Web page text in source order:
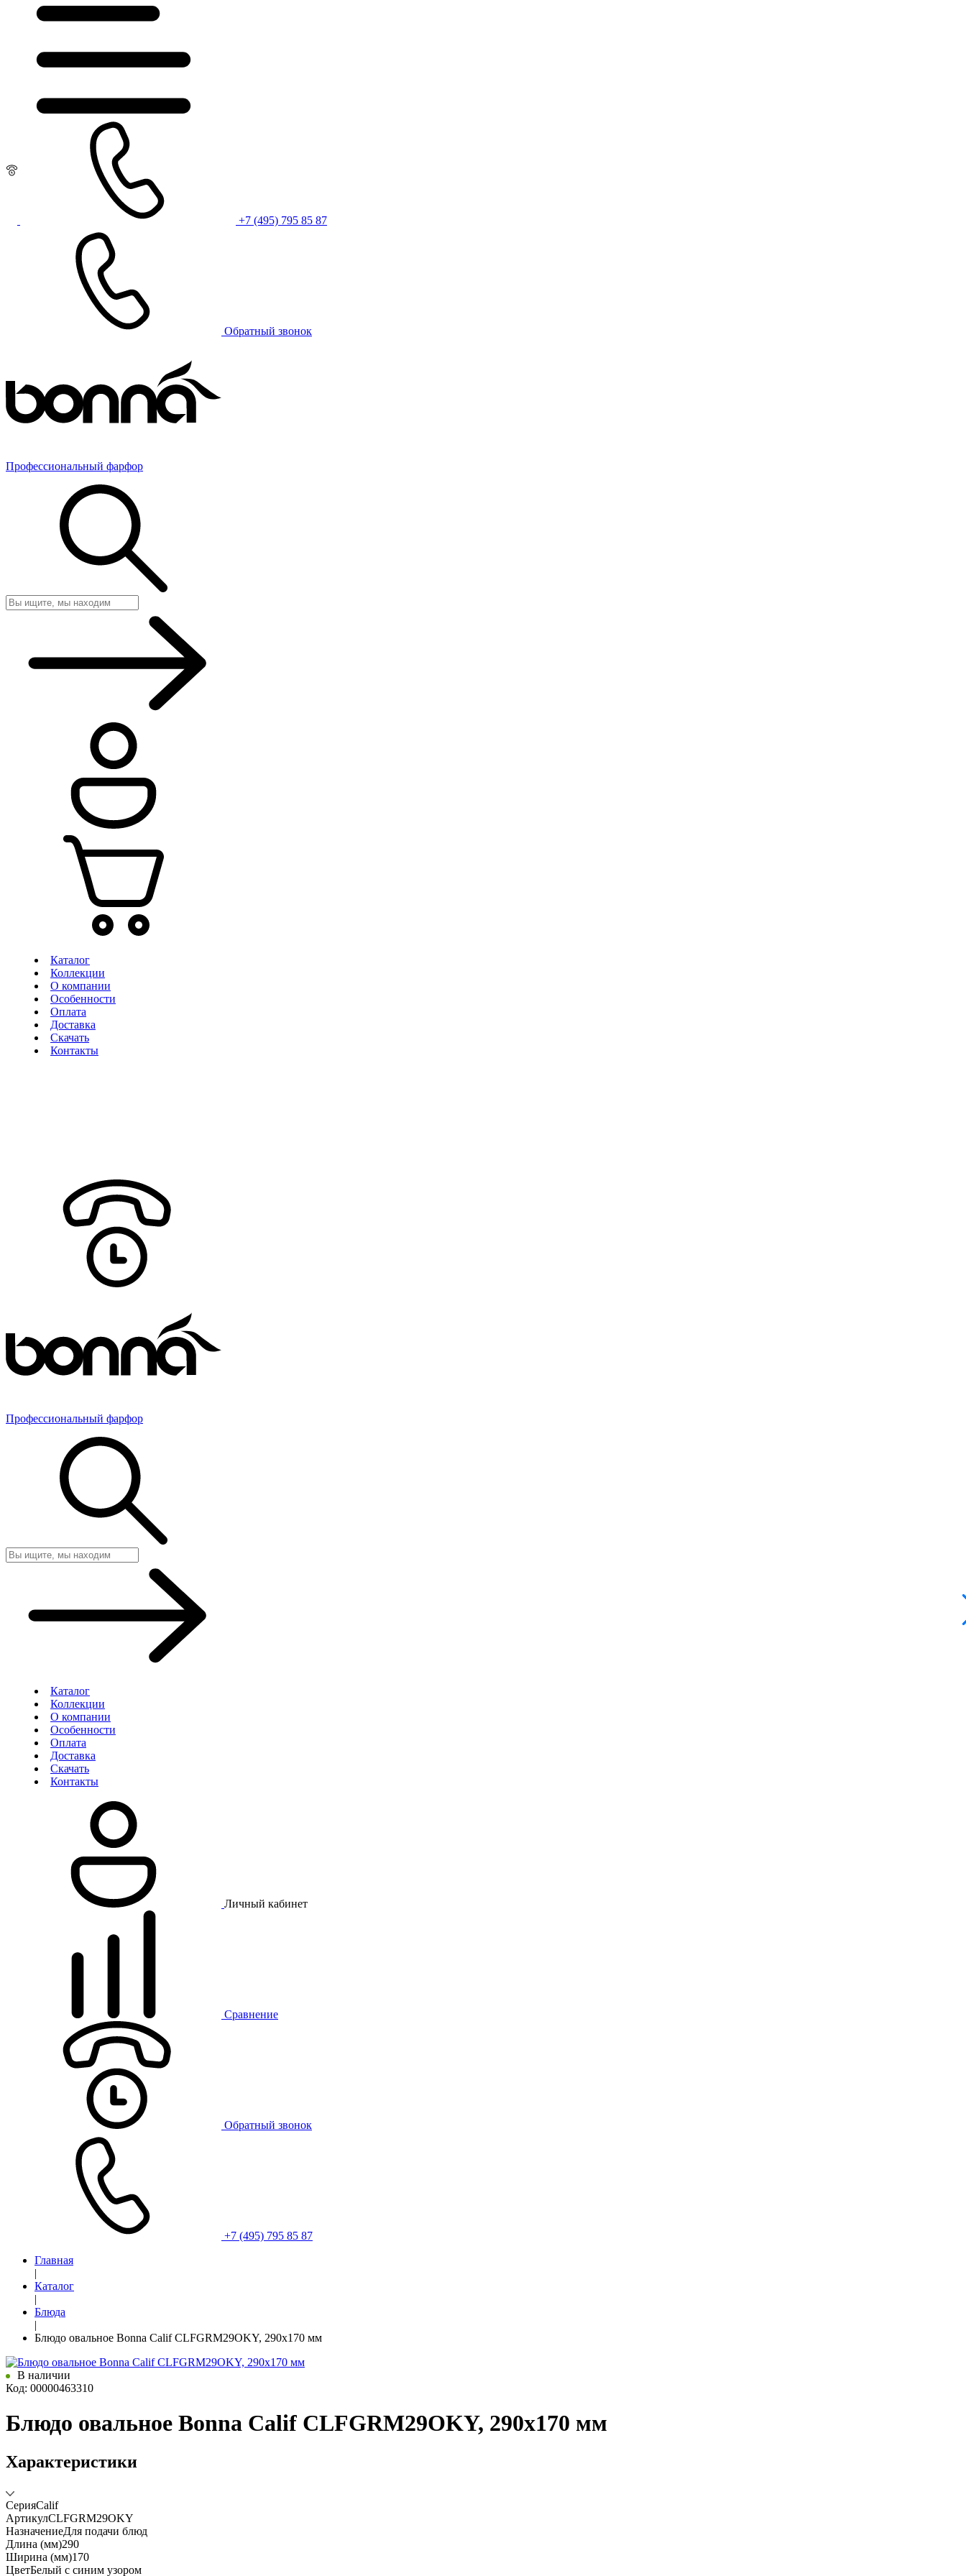
+7 (495) 795 85 87
Обратный звонок
Профессиональный фарфор
Каталог
Коллекции
О компании
Особенности
Оплата
Доставка
Скачать
Контакты
Профессиональный фарфор
Каталог
Коллекции
О компании
Особенности
Оплата
Доставка
Скачать
Контакты
Личный кабинет
Сравнение
Обратный звонок
+7 (495) 795 85 87
Главная
|
Каталог
|
Блюда
|
Блюдо овальное Bonna Calif CLFGRM29OKY, 290x170 мм
В наличии
Код: 00000463310
Блюдо овальное Bonna Calif CLFGRM29OKY, 290x170 мм
Характеристики
СерияCalif
АртикулCLFGRM29OKY
НазначениеДля подачи блюд
Длина (мм)290
Ширина (мм)170
ЦветБелый с синим узором